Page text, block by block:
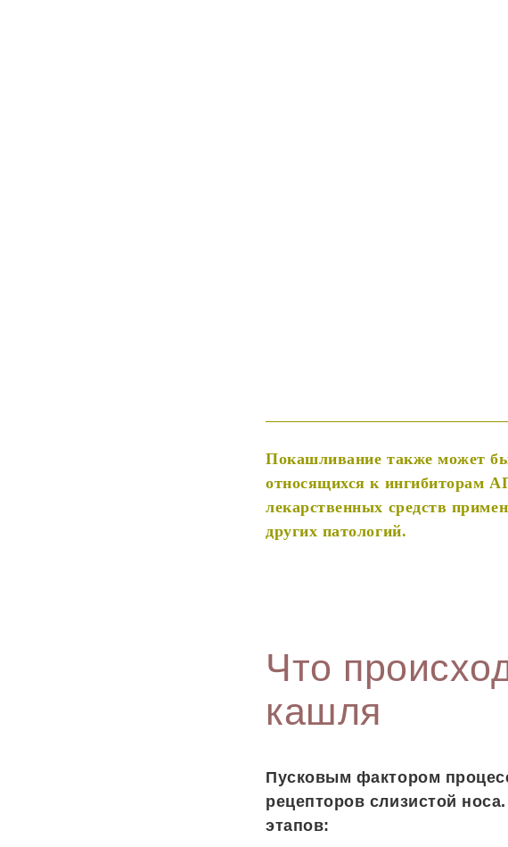
Покашливание также может
относящихся к ингибиторам
лекарственных средств
других патологий.
Что
кашля
Пусковым фактором
рецепторов слизистой
этапов: